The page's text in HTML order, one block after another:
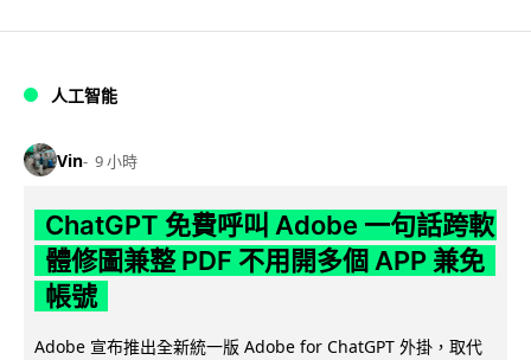
人工智能
Vin 9 小時
ChatGPT 免費呼叫 Adobe 一句話跨軟
體修圖兼整 PDF 不用開多個 APP 兼免
帳號
Adobe 宣布推出全新統一版 Adobe for ChatGPT 外掛，取代